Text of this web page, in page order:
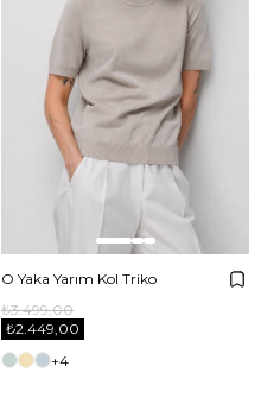
O Yaka Yarım Kol Triko
₺2.449,00
₺3.499,00
+4